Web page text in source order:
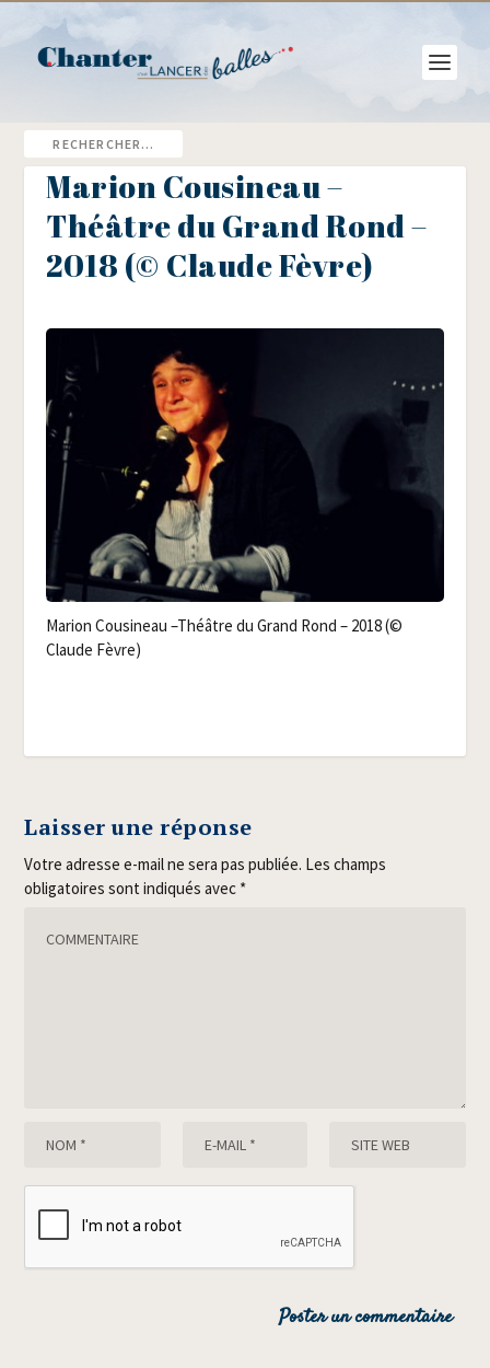
Marion Cousineau –
Théâtre du Grand Rond –
2018 (© Claude Fèvre)
Marion Cou­si­neau –Théâtre du Grand Rond – 2018 (©
Claude Fèvre)
Laisser une réponse
Votre adresse e-mail ne sera pas publiée. Les champs
obligatoires sont indiqués avec *